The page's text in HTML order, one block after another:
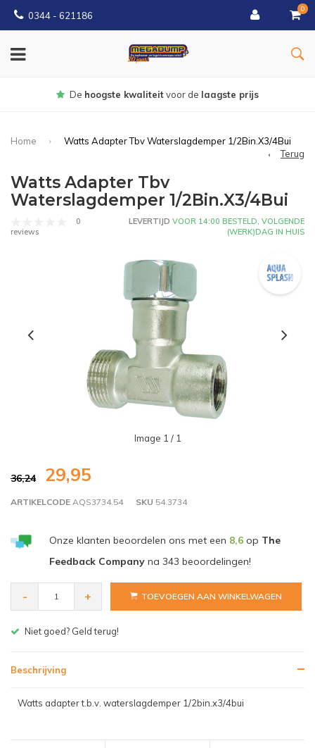
0344 - 621186
0
Gratisbezorgd vanaf € 150
Home
Watts Adapter Tbv Waterslagdemper 1/2Bin.X3/4Bui
Terug
Watts Adapter Tbv
Waterslagdemper 1/2Bin.X3/4Bui
0
reviews
LEVERTIJD VOOR 14:00 BESTELD, VOLGENDE
(WERK)DAG IN HUIS
Image 1 / 1
36,24 29,95
ARTIKELCODE AQS3734.54 SKU 54.3734
Onze klanten beoordelen ons met een 8,6op The
Feedback Companyna 343 beoordelingen!
- + TOEVOEGEN AAN WINKELWAGEN
Beschrijving
Watts adapter t.b.v. waterslagdemper 1/2bin.x3/4bui